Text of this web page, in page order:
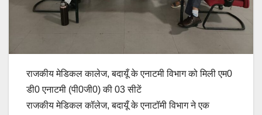
राजकीय मेडिकल कालेज, बदायूँ के एनाटमी विभाग को मिली एम0
डी0 एनाटमी (पी0जी0) की 03 सीटें
राजकीय मेडिकल कॉलेज, बदायूँ के एनाटॉमी विभाग ने एक